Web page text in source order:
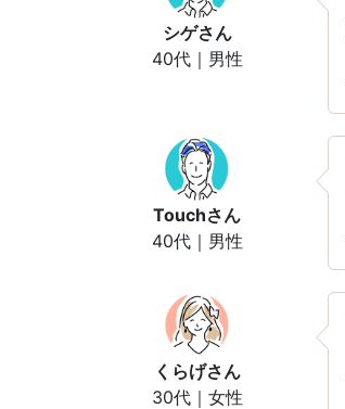
シゲさん
40代｜男性
Touchさん
40代｜男性
くらげさん
30代｜女性